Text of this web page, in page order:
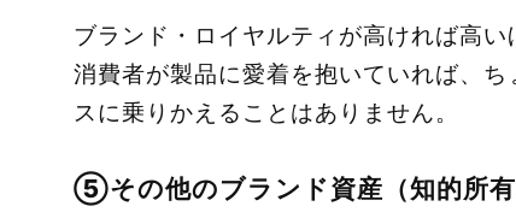
ブランド・ロイヤルティが高ければ高
消費者が製品に愛着を抱いていれば、
スに乗りかえることはありません。
⑤その他のブランド資産（知的所有